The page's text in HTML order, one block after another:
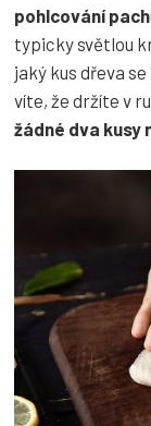
pohlcování
typicky světlou
jaký kus dřeva
víte, že držíte v
žádné dva kusy